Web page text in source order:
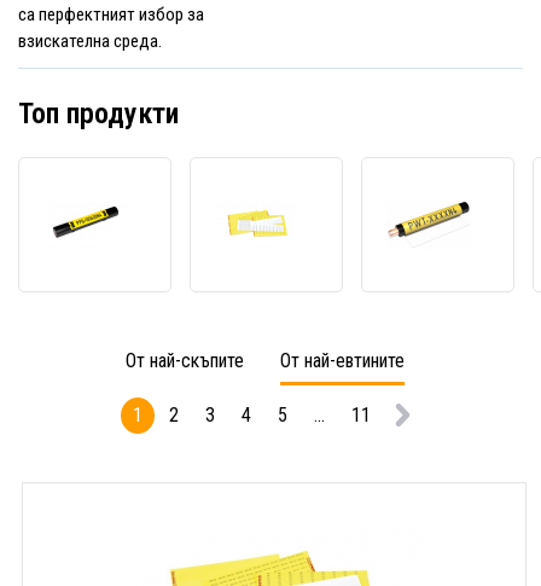
са перфектният избор за
взискателна среда.
Топ продукти
PPQ+10060DN4,
330бр.,
4,6
mm,
жълто-
бели,
A4,
17,8
От най-скъпите От най-евтините
1 2 3 4 5 ... 11